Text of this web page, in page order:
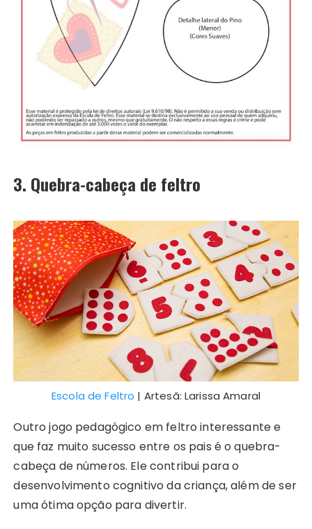
3. Quebra-cabeça de feltro
Escola de Feltro | Artesã: Larissa Amaral
Outro jogo pedagógico em feltro interessante e
que faz muito sucesso entre os pais é o quebra-
cabeça de números. Ele contribui para o
desenvolvimento cognitivo da criança, além de ser
uma ótima opção para divertir.